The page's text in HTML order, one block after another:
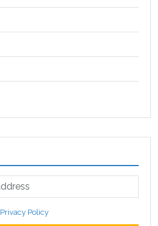
Privacy Policy